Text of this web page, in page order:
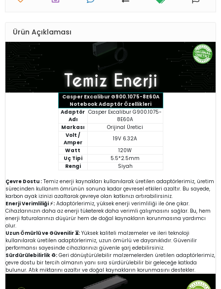
Ürün Açıklaması
Casper Excalibur G900.1075-8E60A
Notebook Adaptör Özellikleri
Adaptör
Adı
Casper Excalibur G900.1075-
8E60A
Markası
Orijinal Üretici
Volt /
Amper
19V 6.32A
Watt
120W
Uç Tipi
5.5*2.5mm
Rengi
Siyah
Çevre Dostu : Temiz enerji kaynakları kullanılarak üretilen adaptörlerimiz, üretim
sürecinden kullanım ömrünün sonuna kadar çevresel etkileri azaltır. Bu sayede,
karbon ayak izinizi azaltarak çevreye olan katkınızı artırabilirsiniz.
Enerji Verimliliği ⚡: Adaptörlerimiz, yüksek enerji verimliliği ile öne çıkar.
Cihazlarınızın daha az enerji tüketerek daha verimli çalışmasını sağlar. Bu, hem
enerji faturalarınızı düşürür hem de doğal kaynakların korunmasına yardımcı
olur.
Uzun Ömürlü ve Güvenilir ⏳: Yüksek kaliteli malzemeler ve ileri teknoloji
kullanılarak üretilen adaptörlerimiz, uzun ömürlü ve dayanıklıdır. Güvenilir
performansı sayesinde cihazlarınızı güvenle şarj edebilirsiniz.
Sürdürülebilirlik ♻️: Geri dönüştürülebilir malzemelerden üretilen adaptörlerimiz,
çevre dostu bir tercih olmanın yanı sıra sürdürülebilir bir geleceğe katkıda
bulunur. Atık miktarını azaltır ve doğal kaynakların korunmasını destekler.